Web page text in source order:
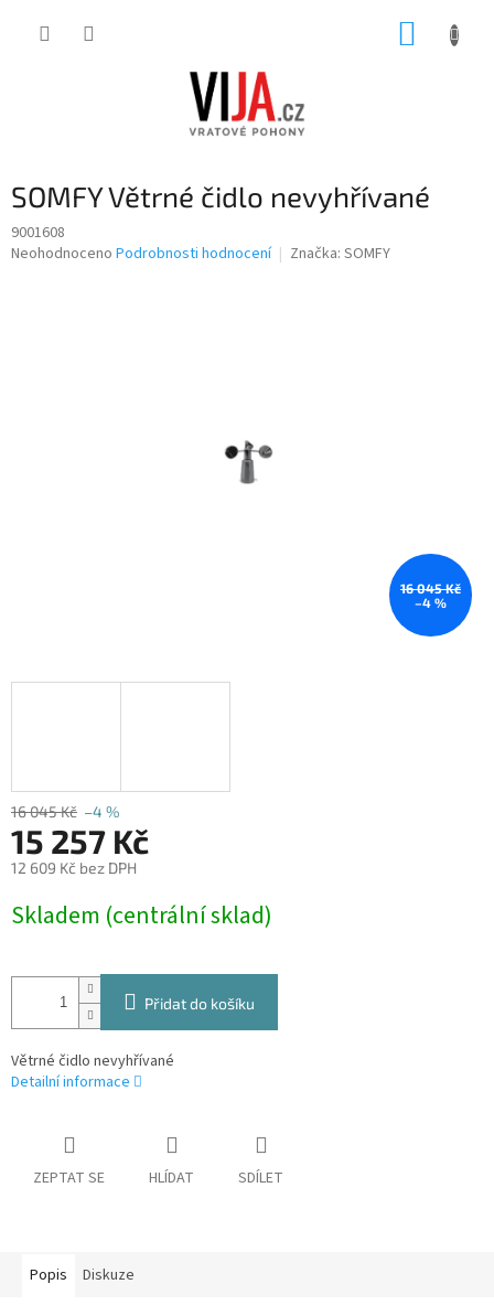
SOMFY Větrné čidlo nevyhřívané
9001608
Průměrné
Neohodnoceno Podrobnosti hodnocení Značka: SOMFY
16 045 Kč
–4 %
16 045 Kč –4 %
15 257 Kč
12 609 Kč bez DPH
cena:
Skladem (centrální sklad)
Přidat do košíku
Větrné čidlo nevyhřívané
Detailní informace
ZEPTAT SE HLÍDAT SDÍLET
Popis Diskuze